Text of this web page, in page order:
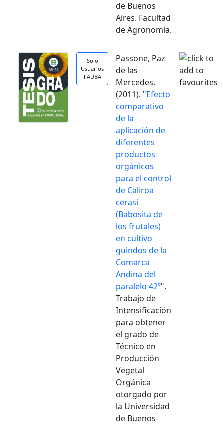
de Buenos
Aires. Facultad
de Agronomía.
Solo
Usuarios
FAUBA
Passone, Paz
de las
Mercedes.
(2011). "Efecto
comparativo
de la
aplicación de
diferentes
productos
orgánicos
para el control
de Caliroa
cerasi
(Babosita de
los frutales)
en cultivo
guindos de la
Comarca
Andina del
paralelo 42º".
Trabajo de
Intensificación
para obtener
el grado de
Técnico en
Producción
Vegetal
Orgánica
otorgado por
la Universidad
de Buenos